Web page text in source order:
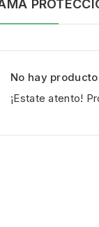
No hay
¡Estate atento!